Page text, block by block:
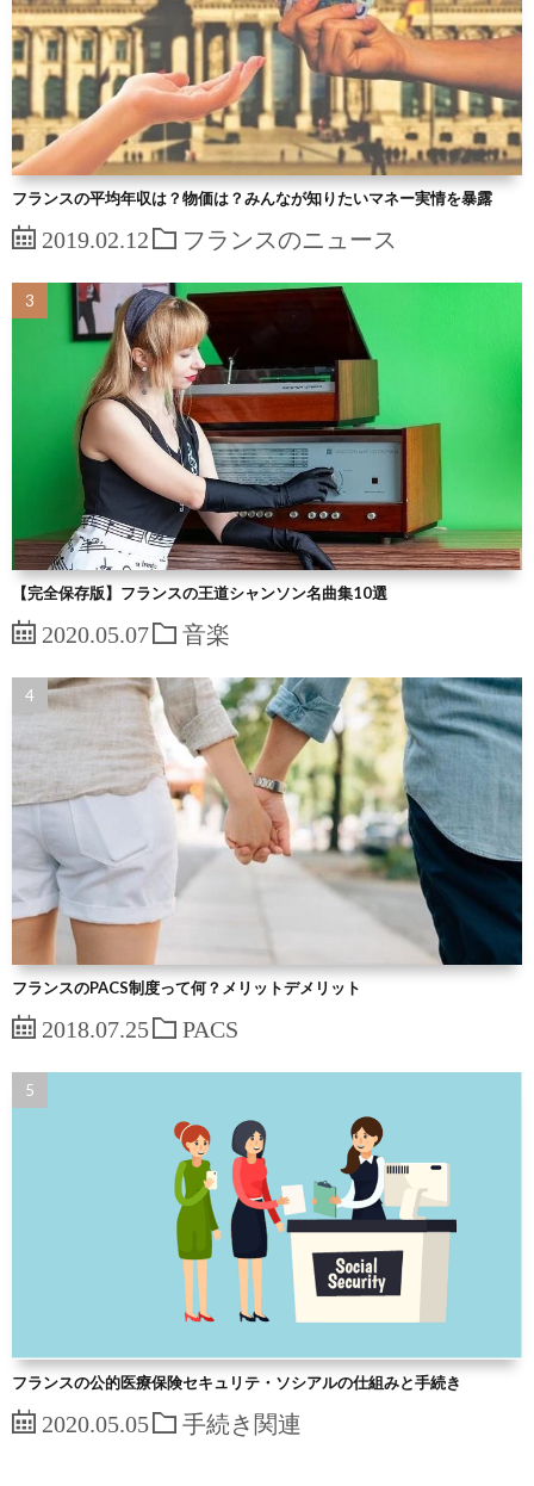
フランスの平均年収は？物価は？みんなが知りたいマネー実情を暴露
2019.02.12 フランスのニュース
【完全保存版】フランスの王道シャンソン名曲集10選
2020.05.07 音楽
フランスのPACS制度って何？メリットデメリット
2018.07.25 PACS
フランスの公的医療保険セキュリテ・ソシアルの仕組みと手続き
2020.05.05 手続き関連